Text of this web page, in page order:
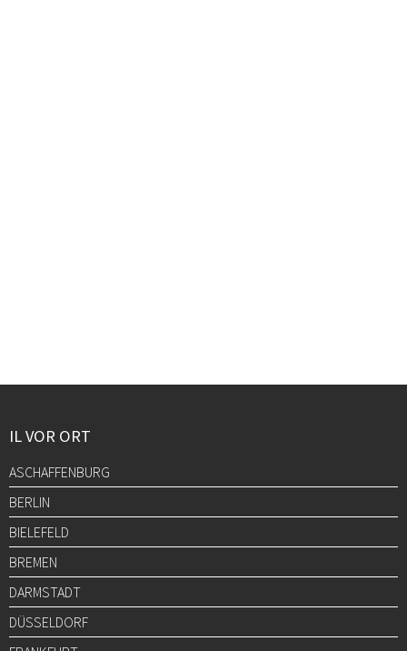
IL VOR ORT
ASCHAFFENBURG
BERLIN
BIELEFELD
BREMEN
DARMSTADT
DÜSSELDORF